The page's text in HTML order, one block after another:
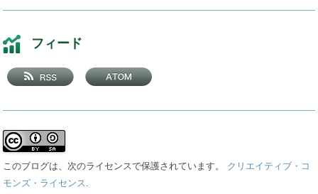
2017年12月
2017年11月
2017年10月
2017年9月
2017年6月
2017年5月
2017年4月
2017年3月
フィード
このブログは、次のライセンスで保護されています。 クリエイティブ・コ
モンズ・ライセンス